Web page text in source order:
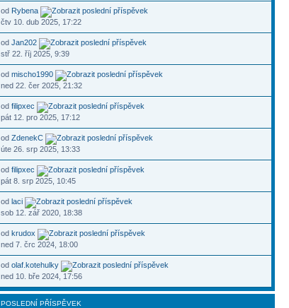
od Rybena
čtv 10. dub 2025, 17:22
odJan202
stř 22. říj 2025, 9:39
odmischo1990
ned 22. čer 2025, 21:32
odfilipxec
pát 12. pro 2025, 17:12
odZdenekC
úte 26. srp 2025, 13:33
odfilipxec
pát 8. srp 2025, 10:45
odlaci
sob 12. zář 2020, 18:38
odkrudox
ned 7. črc 2024, 18:00
odolaf.kotehulky
ned 10. bře 2024, 17:56
POSLEDNÍ PŘÍSPĚVEK